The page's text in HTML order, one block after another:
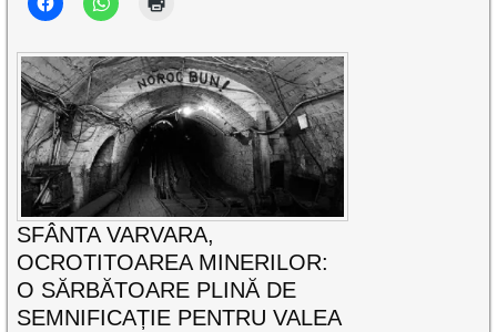
SFÂNTA VARVARA,
OCROTITOAREA MINERILOR:
O SĂRBĂTOARE PLINĂ DE
SEMNIFICAȚIE PENTRU VALEA